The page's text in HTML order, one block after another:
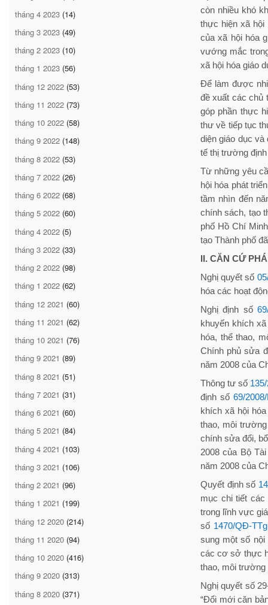
tháng 4 2023 (14)
tháng 3 2023 (49)
tháng 2 2023 (10)
tháng 1 2023 (56)
tháng 12 2022 (53)
tháng 11 2022 (73)
tháng 10 2022 (58)
tháng 9 2022 (148)
tháng 8 2022 (53)
tháng 7 2022 (26)
tháng 6 2022 (68)
tháng 5 2022 (60)
tháng 4 2022 (5)
tháng 3 2022 (33)
tháng 2 2022 (98)
tháng 1 2022 (62)
tháng 12 2021 (60)
tháng 11 2021 (62)
tháng 10 2021 (76)
tháng 9 2021 (89)
tháng 8 2021 (51)
tháng 7 2021 (31)
tháng 6 2021 (60)
tháng 5 2021 (84)
tháng 4 2021 (103)
tháng 3 2021 (106)
tháng 2 2021 (96)
tháng 1 2021 (199)
tháng 12 2020 (214)
tháng 11 2020 (94)
tháng 10 2020 (416)
tháng 9 2020 (313)
tháng 8 2020 (371)
còn nhiều khó
thực hiện xã hội
của xã hội hóa
vướng mắc
xã hội hóa giáo
Để làm được
đề xuất các chủ
góp phần thực
thư về tiếp tục
diện giáo dục và
tế thị trường
Từ những yêu
hội hóa phát
tầm nhìn đến
chính sách, tạo
phố Hồ Chí
tạo Thành phố
II. CĂN CỨ
Nghị quyết số
hóa các hoạt
Nghị định số
khuyến khích
hóa, thể thao,
Chính phủ sửa
năm 2008 của
Thông tư số
định số69/
khích xã hội
thao, môi
chính sửa đổi,
2008 của Bộ
năm 2008 của
Quyết định số
mục chi tiết
trong lĩnh vực
số 1470/QĐ-TTg
sung một số nội
các cơ sở thực
thao, môi
Nghị quyết số
“Đổi mới căn